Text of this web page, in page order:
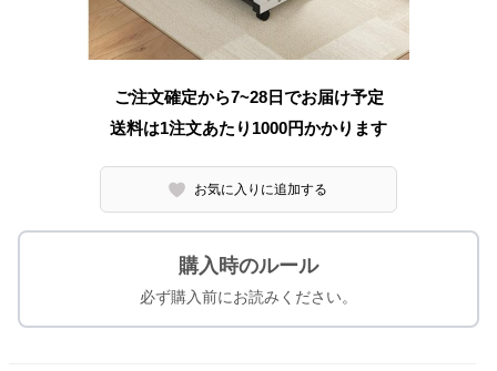
ご注文確定から7~28日でお届け予定
送料は1注文あたり 1000円かかります
お気に入りに追加する
購入時のルール
必ず購入前にお読みください。